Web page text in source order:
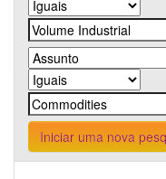
Iniciar uma nova